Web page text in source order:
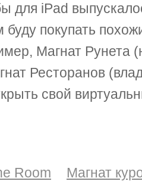
для iPad
буду покупать
Магнат Рунета
Ресторанов
свой
Room
Магнат